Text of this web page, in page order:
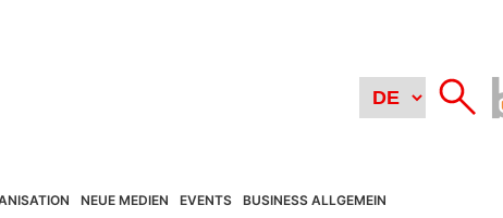
NEUE MEDIEN EVENTS BUSINESS ALLGEMEIN